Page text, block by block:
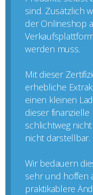
sind. Zusätzlich
der Onlineshop
werden muss.
Mit dieser
erhebliche
einen kleinen
dieser
schlichtweg
nicht darstellbar.
Wir bedauern
sehr und hoffen
praktikablere